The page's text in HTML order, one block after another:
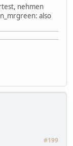
nehmen
also
#199